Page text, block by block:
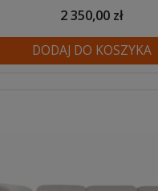
2 350,00 zł
DODAJ DO KOSZYKA